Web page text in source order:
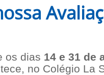
os dias 14 e 31 de
no Colégio La